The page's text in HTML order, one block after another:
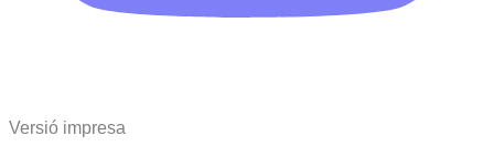
Versió impresa